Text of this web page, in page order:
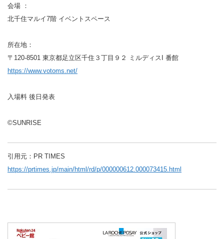
会場 ：
北千住マルイ7階 イベントスペース
所在地：
〒120-8501 東京都足立区千住３丁目９２ ミルディスI 番館
https://www.votoms.net/
入場料 後日発表
©SUNRISE
引用元：PR TIMES
https://prtimes.jp/main/html/rd/p/000000612.000073415.html